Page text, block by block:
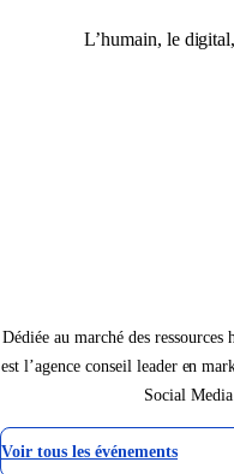
L’humain, le
Dédiée au marché des ressources
est l’agence conseil leader en
Social Media.
Voir tous les événements